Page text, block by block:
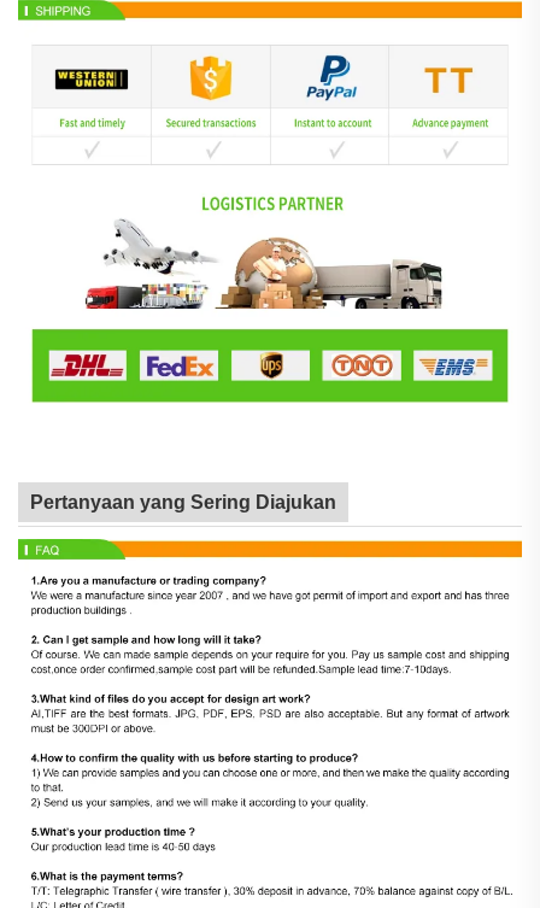
Pertanyaan yang Sering Diajukan